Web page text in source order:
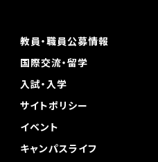
教員・職員公募情報
国際交流・留学
入試・入学
サイトポリシー
イベント
キャンパスライフ